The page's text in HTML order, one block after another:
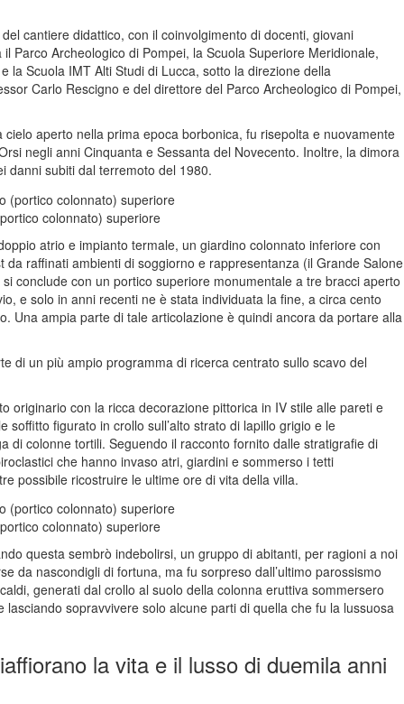
cantiere didattico, con il coinvolgimento di docenti, giovani
Parco Archeologico di Pompei, la Scuola Superiore Meridionale,
e la Scuola IMT Alti Studi di Lucca, sotto la direzione della
Carlo Rescigno e del direttore del Parco Archeologico di Pompei,
aperto nella prima epoca borbonica, fu risepolta e nuovamente
negli anni Cinquanta e Sessanta del Novecento. Inoltre, la dimora
danni subiti dal terremoto del 1980.
colonnato) superiore
atrio e impianto termale, un giardino colonnato inferiore con
raffinati ambienti di soggiorno e rappresentanza (il Grande Salone
conclude con un portico superiore monumentale a tre bracci aperto
e solo in anni recenti ne è stata individuata la fine, a circa cento
Una ampia parte di tale articolazione è quindi ancora da portare alla
di un più ampio programma di ricerca centrato sullo scavo del
originario con la ricca decorazione pittorica in IV stile alle pareti e
soffitto figurato in crollo sull’alto strato di lapillo grigio e le
di colonne tortili. Seguendo il racconto fornito dalle stratigrafie di
che hanno invaso atri, giardini e sommerso i tetti
possibile ricostruire le ultime ore di vita della villa.
colonnato) superiore
questa sembrò indebolirsi, un gruppo di abitanti, per ragioni a noi
da nascondigli di fortuna, ma fu sorpreso dall’ultimo parossismo
generati dal crollo al suolo della colonna eruttiva sommersero
lasciando sopravvivere solo alcune parti di quella che fu la lussuosa
la vita e il lusso di duemila anni